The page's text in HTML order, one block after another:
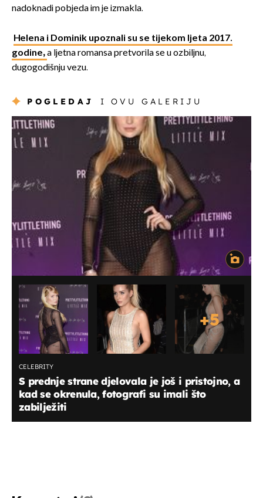
nadoknadi pobjeda im je izmakla.
Helena i Dominik upoznali su se tijekom ljeta 2017.
godine,a ljetna romansa pretvorila se u ozbiljnu,
dugogodišnju vezu.
POGLEDAJ I OVU GALERIJU
+5
CELEBRITY
S prednje strane djelovala je još i pristojno, a
kad se okrenula, fotografi su imali što
zabilježiti